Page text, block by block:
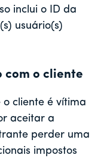
inclui o ID da
usuário(s)
com o cliente
o cliente é vítima
aceitar a
perder uma
impostos